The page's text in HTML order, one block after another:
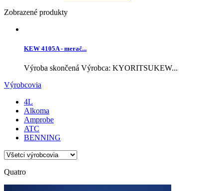
Zobrazené produkty
KEW 4105A - merač...
Výroba skončená Výrobca: KYORITSUKEW...
Výrobcovia
4L
Alkoma
Amprobe
ATC
BENNING
Quatro